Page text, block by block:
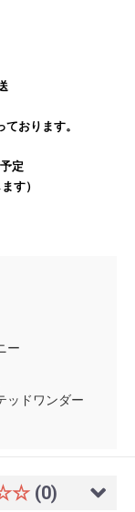
おります。
定
す）
ー
ッドワンダー
(0)